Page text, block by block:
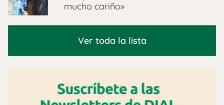
mucho cariño»
Ver toda la lista